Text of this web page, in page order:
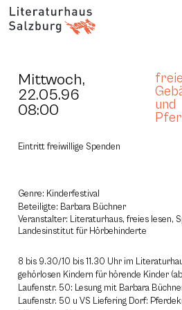
Mittwoch,
22.05.96
08:00
und
Eintritt freiwillige Spenden
Genre: Kinderfestival
Beteiligte: Barbara Büchner
Veranstalter: Literaturhaus, freies lesen,
Landesinstitut für Hörbehinderte
8 bis 9.30/10 bis 11.30 Uhr im
gehörlosen Kindern für hörende Kinder
Laufenstr. 50: Lesung mit Barbara
Laufenstr. 50 u VS Liefering Dorf: